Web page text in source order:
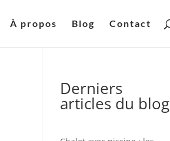
À propos Blog Contact
Derniers
articles du blog